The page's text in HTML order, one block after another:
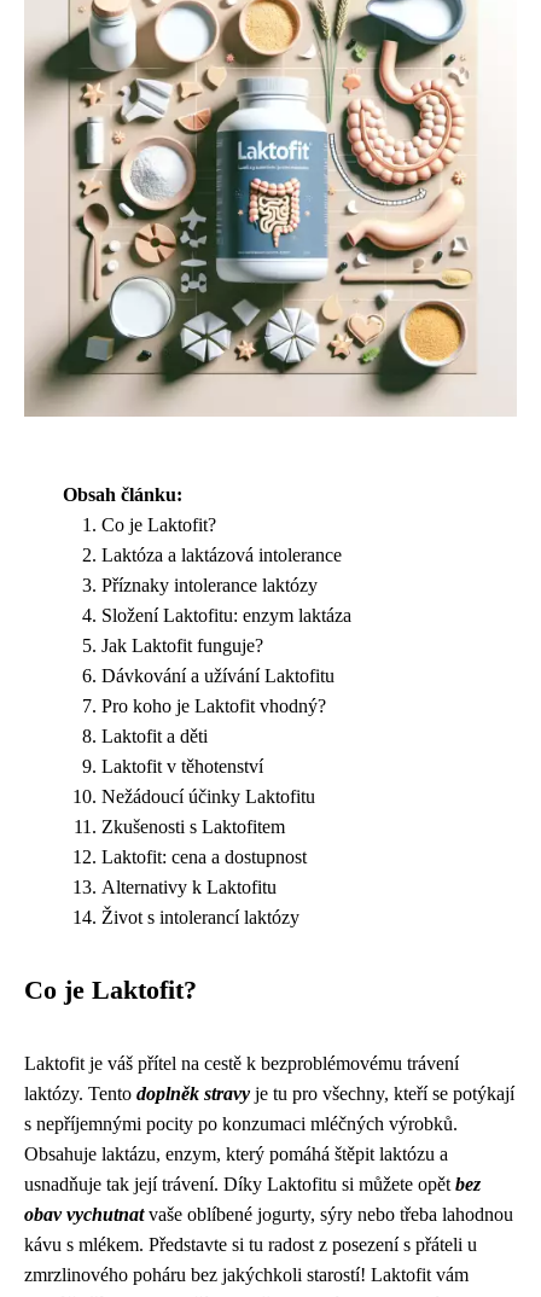
Obsah článku:
Co je Laktofit?
Laktóza a laktázová intolerance
Příznaky intolerance laktózy
Složení Laktofitu: enzym laktáza
Jak Laktofit funguje?
Dávkování a užívání Laktofitu
Pro koho je Laktofit vhodný?
Laktofit a děti
Laktofit v těhotenství
Nežádoucí účinky Laktofitu
Zkušenosti s Laktofitem
Laktofit: cena a dostupnost
Alternativy k Laktofitu
Život s intolerancí laktózy
Co je Laktofit?
Laktofit je váš přítel na cestě k bezproblémovému trávení
laktózy. Tento doplněk stravy je tu pro všechny, kteří se potýkají
s nepříjemnými pocity po konzumaci mléčných výrobků.
Obsahuje laktázu, enzym, který pomáhá štěpit laktózu a
usnadňuje tak její trávení. Díky Laktofitu si můžete opět bez
obav vychutnatvaše oblíbené jogurty, sýry nebo třeba lahodnou
kávu s mlékem. Představte si tu radost z posezení s přáteli u
zmrzlinového poháru bez jakýchkoli starostí! Laktofit vám